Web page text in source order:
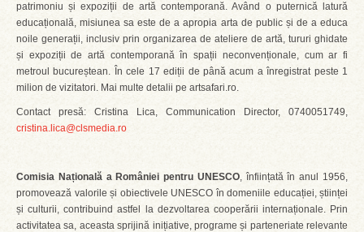
patrimoniu și expoziții de artă contemporană. Având o puternică latură
educațională, misiunea sa este de a apropia arta de public și de a educa
noile generații, inclusiv prin organizarea de ateliere de artă, tururi ghidate
și expoziții de artă contemporană în spații neconvenționale, cum ar fi
metroul bucureștean. În cele 17 ediții de până acum a înregistrat peste 1
milion de vizitatori. Mai multe detalii pe artsafari.ro.
Contact presă: Cristina Lica, Communication Director, 0740051749,
cristina.lica@clsmedia.ro
Comisia Națională a României pentru UNESCO, înființată în anul 1956,
promovează valorile și obiectivele UNESCO în domeniile educației, științei
și culturii, contribuind astfel la dezvoltarea cooperării internaționale. Prin
activitatea sa, aceasta sprijină inițiative, programe și parteneriate relevante